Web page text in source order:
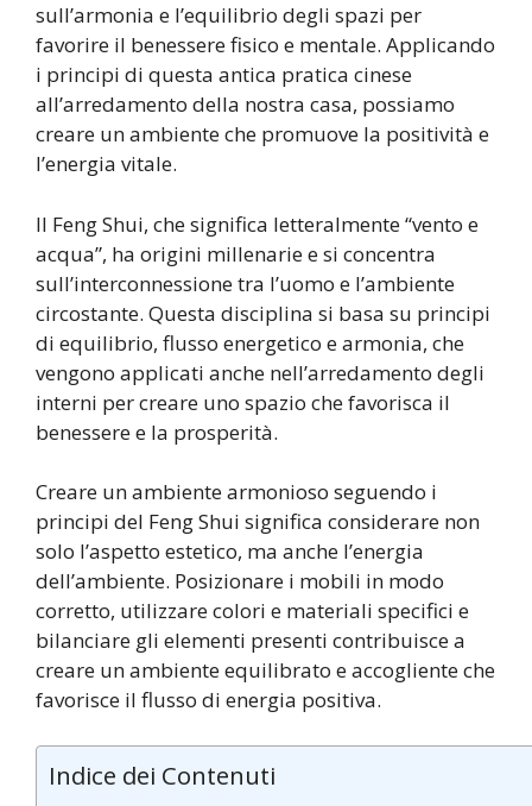
sull’armonia e l’equilibrio degli spazi per
favorire il benessere fisico e mentale. Applicando
i principi di questa antica pratica cinese
all’arredamento della nostra casa, possiamo
creare un ambiente che promuove la positività e
l’energia vitale.
Il Feng Shui, che significa letteralmente “vento e
acqua”, ha origini millenarie e si concentra
sull’interconnessione tra l’uomo e l’ambiente
circostante. Questa disciplina si basa su principi
di equilibrio, flusso energetico e armonia, che
vengono applicati anche nell’arredamento degli
interni per creare uno spazio che favorisca il
benessere e la prosperità.
Creare un ambiente armonioso seguendo i
principi del Feng Shui significa considerare non
solo l’aspetto estetico, ma anche l’energia
dell’ambiente. Posizionare i mobili in modo
corretto, utilizzare colori e materiali specifici e
bilanciare gli elementi presenti contribuisce a
creare un ambiente equilibrato e accogliente che
favorisce il flusso di energia positiva.
Indice dei Contenuti